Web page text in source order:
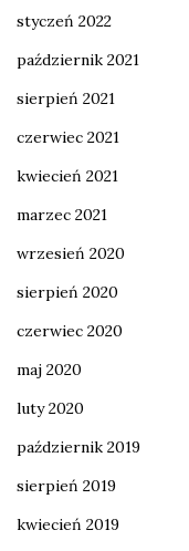
styczeń 2022
październik 2021
sierpień 2021
czerwiec 2021
kwiecień 2021
marzec 2021
wrzesień 2020
sierpień 2020
czerwiec 2020
maj 2020
luty 2020
październik 2019
sierpień 2019
kwiecień 2019